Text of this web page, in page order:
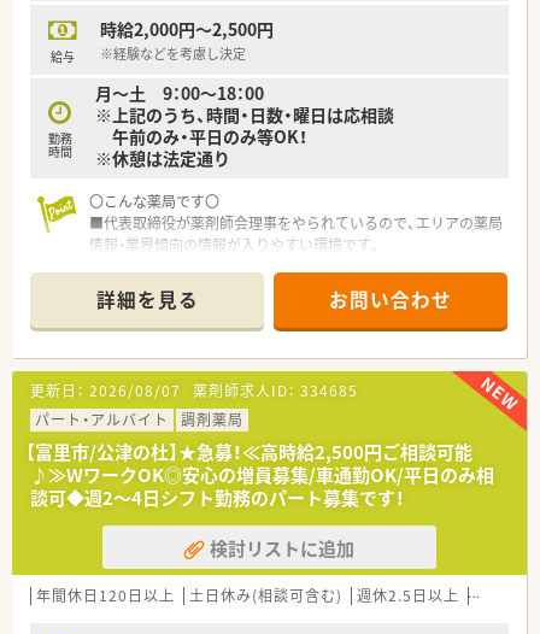
■実務経験の有無や過去のキャリアに関わらず、ご自身が選択し
た働く時間数に基づいて明確な年収が提示されます。
就くことでさらなる年収アップを早期に実現できます。
給与
時給2,000円～2,500円
※経験などを考慮し決定
勤務
時間
月～土 9：00～18：00
※上記のうち、時間・日数・曜日は応相談
午前のみ・平日のみ等OK！
※休憩は法定通り
〇こんな薬局です〇
■代表取締役が薬剤師会理事をやられているので、エリアの薬局
情報・業界傾向の情報が入りやすい環境です。
■在宅件数の増加に伴う増員募集です。
■香取市の店舗では小さなエステを併設、店内に化粧台を設置し
ており、専門の美容部員が在籍しています。
詳細を見る お問い合わせ
更新日： 2026/08/07 薬剤師求人ID： 334685
パート・アルバイト
調剤薬局
【富里市/公津の杜】★急募！≪高時給2,500円ご相談可能
♪≫WワークOK◎安心の増員募集/車通勤OK/平日のみ相
談可◆週2～4日シフト勤務のパート募集です！
検討リストに追加
年間休日120日以上 土日休み(相談可含む) 週休2.5日以上 週32h以